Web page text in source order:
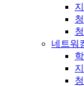
네트워